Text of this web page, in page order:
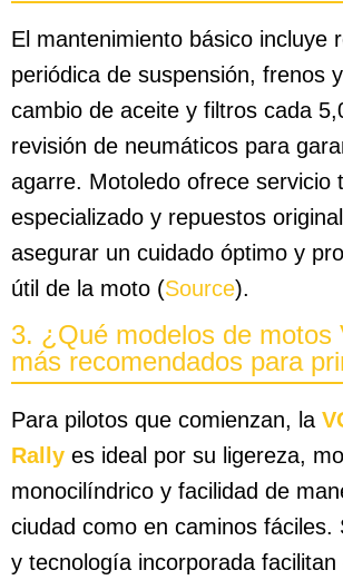
El mantenimiento básico incluye
periódica de suspensión, frenos
cambio de aceite y filtros cada
revisión de neumáticos para
agarre. Motoledo ofrece servicio
especializado y repuestos
asegurar un cuidado óptimo y
útil de la moto (Source).
3. ¿Qué modelos de motos
más recomendados para
Para pilotos que comienzan, la
Rally es ideal por su ligereza,
monocilíndrico y facilidad de
ciudad como en caminos fáciles.
y tecnología incorporada facilitan